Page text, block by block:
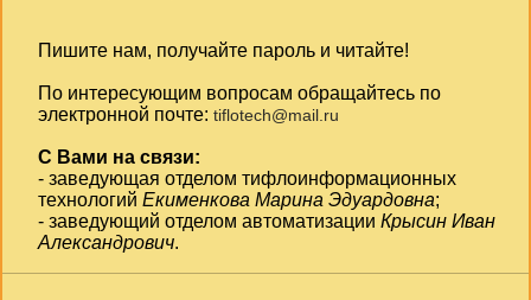
Пишите нам, получайте пароль и читайте!
По интересующим вопросам обращайтесь по
электронной почте: tiflotech@mail.ru
С Вами на связи:
- заведующая отделом тифлоинформационных
технологий Екименкова Марина Эдуардовна;
- заведующий отделом автоматизации Крысин Иван
Александрович.